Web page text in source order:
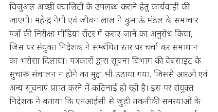
विजुअल अच्छी क्वालिटी के उपलब्ध कराने हेतु कार्यवाही की
जाएगी। महेन्द्र नेगी एवं जीवन लाल ने कुमाऊं मंडल के समाचार
पत्रों की निरीक्षा मीडिया सेंटर में कराए जाने का अनुरोध किया,
जिस पर संयुक्त निदेशक ने सम्बंधित स्तर पर चर्चा कर समाधान
का भरोसा दिलाया। पत्रकारों द्वारा सूचना विभाग की वेबसाइट के
सुचारू संचालन न होने का मुद्दा भी उठाया गया, जिससे आरओ एवं
अन्य सूचनाएं प्राप्त करने में कठिनाई हो रही है। इस पर संयुक्त
निदेशक ने बताया कि एनआईसी से जुड़ी तकनीकी समस्याओं के